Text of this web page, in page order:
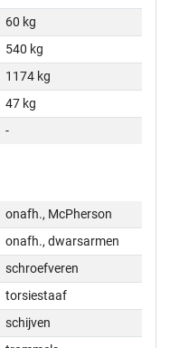
60 kg
540 kg
1174 kg
47 kg
-
onafh., McPherson
onafh., dwarsarmen
schroefveren
torsiestaaf
schijven